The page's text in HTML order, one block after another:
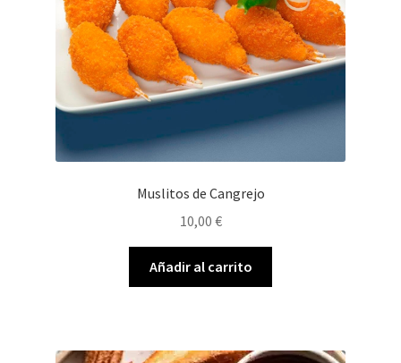
Muslitos de Cangrejo
10,00 €
Añadir al carrito